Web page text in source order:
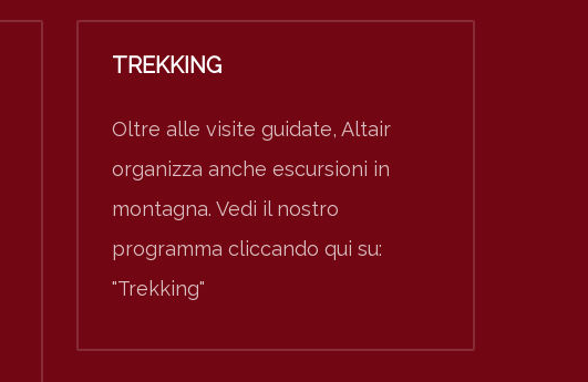
TREKKING
Oltre alle visite guidate, Altair
organizza anche escursioni in
montagna. Vedi il nostro
programma cliccando qui su:
"Trekking"